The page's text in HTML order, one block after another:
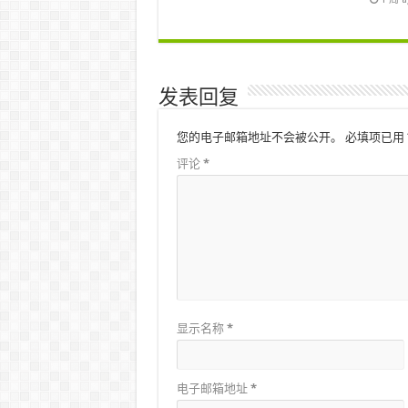
发表回复
您的电子邮箱地址不会被公开。 必填项已用
评论 *
显示名称 *
电子邮箱地址 *